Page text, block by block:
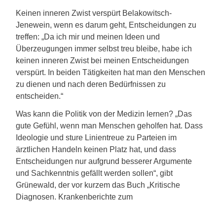
Keinen inneren Zwist verspürt Belakowitsch-
Jenewein, wenn es darum geht, Entscheidungen zu
treffen: „Da ich mir und meinen Ideen und
Überzeugungen immer selbst treu bleibe, habe ich
keinen inneren Zwist bei meinen Entscheidungen
verspürt. In beiden Tätigkeiten hat man den Menschen
zu dienen und nach deren Bedürfnissen zu
entscheiden.“
Was kann die Politik von der Medizin lernen? „Das
gute Gefühl, wenn man Menschen geholfen hat. Dass
Ideologie und sture Linientreue zu Parteien im
ärztlichen Handeln keinen Platz hat, und dass
Entscheidungen nur aufgrund besserer Argumente
und Sachkenntnis gefällt werden sollen“, gibt
Grünewald, der vor kurzem das Buch „Kritische
Diagnosen. Krankenberichte zum